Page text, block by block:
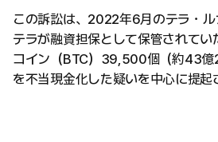
この訴訟は、2022年6月のテラ・ル
テラが融資担保として保管されて
コイン（BTC）39,500個（約43億
を不当現金化した疑いを中心に提起